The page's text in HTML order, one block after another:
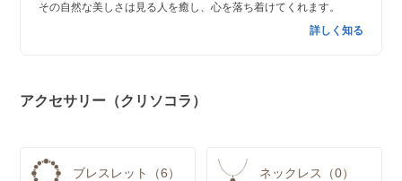
その自然な美しさは見る人を癒し、心を落ち着けてくれます。
詳しく知る
アクセサリー（クリソコラ）
ブレスレット（6） ネックレス（0）